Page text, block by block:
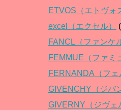
ETVOS（エトヴォ
excel（エクセル）
FANCL（ファンケ
FEMMUE（ファミ
FERNANDA（フェ
GIVENCHY（ジバ
GIVERNY（ジヴェ